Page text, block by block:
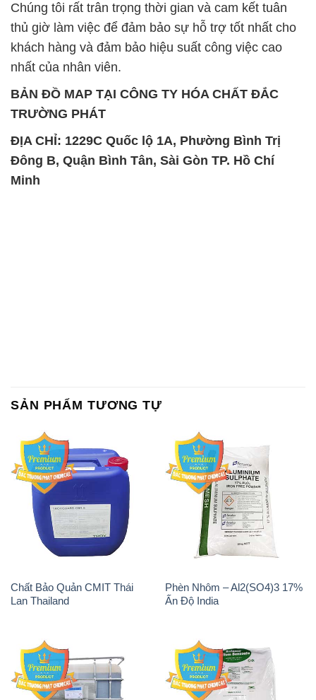
Chúng tôi rất trân trọng thời gian và cam kết tuân
thủ giờ làm việc để đảm bảo sự hỗ trợ tốt nhất cho
khách hàng và đảm bảo hiệu suất công việc cao
nhất của nhân viên.
BẢN ĐỒ MAP TẠI CÔNG TY HÓA CHẤT ĐẮC
TRƯỜNG PHÁT
ĐỊA CHỈ: 1229C Quốc lộ 1A, Phường Bình Trị
Đông B, Quận Bình Tân, Sài Gòn TP. Hồ Chí
Minh
SẢN PHẨM TƯƠNG TỰ
Chất Bảo Quản CMIT Thái
Lan Thailand
Phèn Nhôm – Al2(SO4)3 17%
Ấn Độ India